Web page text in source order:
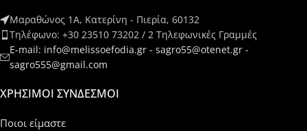
Μαραθώνος 1Α, Κατερίνη - Πιερία, 60132
Τηλέφωνο: +30 23510 73202 / 2 Τηλεφωνικές Γραμμές
E-mail: info@melissoefodia.gr - sagro55@otenet.gr -
sagro555@gmail.com
ΧΡΉΣΙΜΟΙ ΣΎΝΔΕΣΜΟΙ
Ποιοι είμαστε